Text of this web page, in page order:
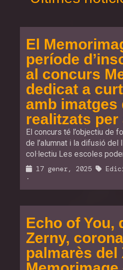
El
període
al concurs
dedicat a
amb imatges
realitzats per
El concurs té l’objectiu de
de l’alumnat i la difusió del
col·lectiu Les escoles
17 gener, 2025
·
Echo of You,
Zerny,
palmarès del